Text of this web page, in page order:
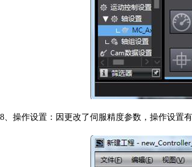
8、操作设置：因更改了伺服精度参数，操作设置